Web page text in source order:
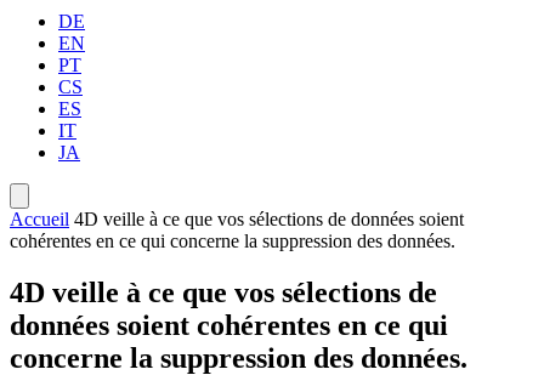
DE
EN
PT
CS
ES
IT
JA
Accueil 4D veille à ce que vos sélections de données soient
cohérentes en ce qui concerne la suppression des données.
4D veille à ce que vos sélections de
données soient cohérentes en ce qui
concerne la suppression des données.